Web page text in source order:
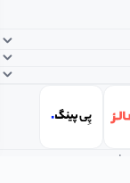
است.